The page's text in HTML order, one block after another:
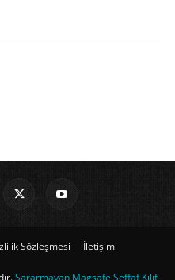
Sözleşmesi İletişim
Sararmayan Magsafe Şeffaf Kılıf